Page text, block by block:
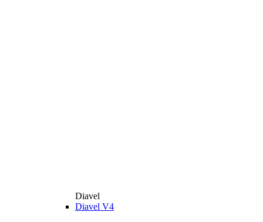
Diavel
Diavel V4